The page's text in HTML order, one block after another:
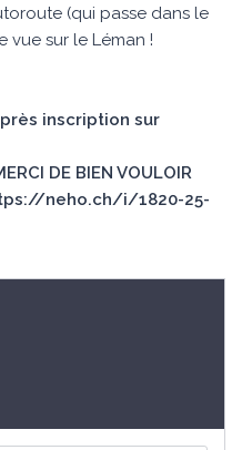
(qui passe dans le
vue sur le Léman !
inscription sur
DE BIEN VOULOIR
neho.ch/i/1820-25-